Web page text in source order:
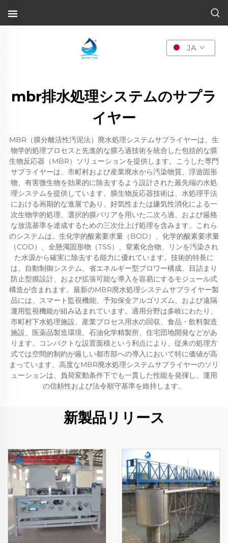
JA
mbr排水処理システムのサプラ
イヤー
MBR（膜分離活性汚泥法）廃水処理システムサプライヤーは、生
物学的処理プロセスと先進的な膜ろ過技術を統合した包括的な膜
生物反応器（MBR）ソリューションを提供します。こうした専門
サプライヤーは、市町村および産業廃水から汚染物質、浮遊固形
物、有害微生物を効果的に除去するよう設計された最先端の水処
理システムを提供しています。膜生物反応器技術は、水処理手法
における画期的な進展であり、好気性または嫌気性消化による一
次生物学的処理、選択的膜バリアを用いた二次ろ過、および厳格
な放流基準を達成するための三次仕上げ処理を含みます。これら
のシステムは、生化学的酸素要求量（BOD）、化学的酸素要求量
（COD）、全懸濁固形物（TSS）、窒素化合物、リンを汚染され
た水源から確実に除去する能力に優れています。技術的特長に
は、自動制御システム、省エネルギー型ブロワー構成、目詰まり
防止型膜設計、および拡張可能な導入を容易にするモジュール式
構造が含まれます。最新のMBR廃水処理システムサプライヤー製
品には、スマート監視機能、予知保全アルゴリズム、および遠隔
運用監視機能が組み込まれています。適用分野は多岐にわたり、
市町村下水処理施設、産業プロセス用水の回収、食品・飲料製造
施設、医薬品製造環境、石油化学精製所、住宅団地開発などがあ
ります。コンパクトな設置面積という利点により、従来の処理方
式では空間的制約が厳しい都市部への導入において特に価値が高
まっています。高度なMBR廃水処理システムサプライヤーのソリ
ューションは、負荷変動条件下でも一貫した性能を発揮し、運用
の信頼性および法令順守基準を維持します。
新製品リリース